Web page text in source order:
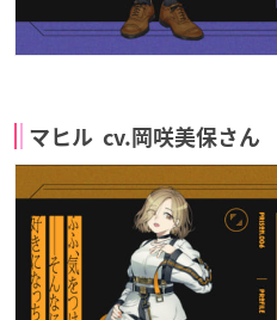
マヒル cv.岡咲美保さん